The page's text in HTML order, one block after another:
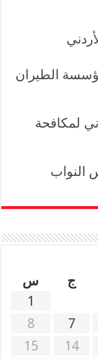
الطيران
لمكافحة
النواب
ج
س
1
7
8
14
15